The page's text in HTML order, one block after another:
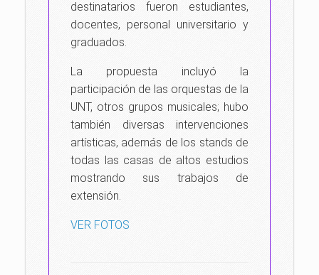
destinatarios fueron estudiantes,
docentes, personal universitario y
graduados.
La propuesta incluyó la
participación de las orquestas de la
UNT, otros grupos musicales; hubo
también diversas intervenciones
artísticas, además de los stands de
todas las casas de altos estudios
mostrando sus trabajos de
extensión.
VER FOTOS